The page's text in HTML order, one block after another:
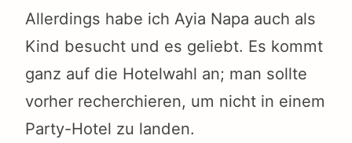
Allerdings habe ich Ayia Napa auch als
Kind besucht und es geliebt. Es kommt
ganz auf die Hotelwahl an; man sollte
vorher recherchieren, um nicht in einem
Party-Hotel zu landen.